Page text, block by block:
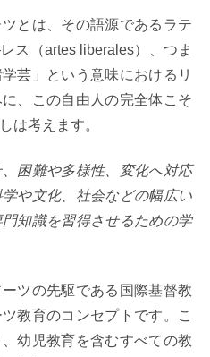
ス（artes liberales）、つま
芸」という意味におけるリ
、この自由人の完全体こそ
は考えます。
や文化、社会などの幅広い
知識を習得させるための学
教育のコンセプトです。こ
幼児教育を含むすべての教